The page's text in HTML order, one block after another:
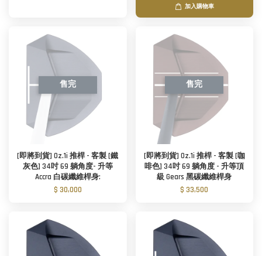
加入購物車
售完
[即將到貨] Oz.1i 推桿 - 客製 [鐵
灰色] 34吋 69 躺角度- 升等
Accra 白碳纖維桿身:
$ 30,000
售完
[即將到貨] Oz.1i 推桿 - 客製 [咖
啡色] 34吋 69 躺角度 - 升等頂
級 Gears 黑碳纖維桿身
$ 33,500